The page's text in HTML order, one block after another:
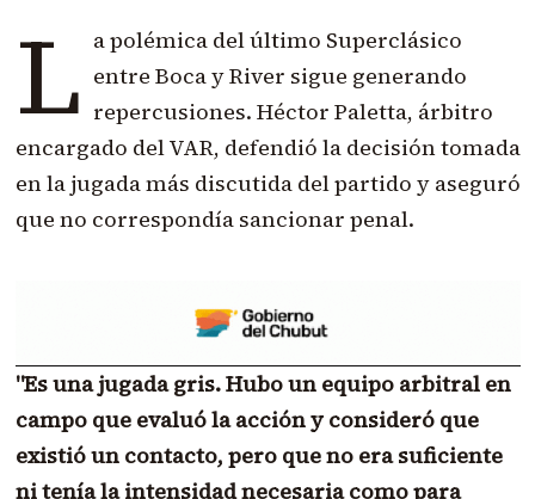
L a polémica del último Superclásico
entre Boca y River sigue generando
repercusiones. Héctor Paletta, árbitro
encargado del VAR, defendió la decisión tomada
en la jugada más discutida del partido y aseguró
que no correspondía sancionar penal.
"Es una jugada gris. Hubo un equipo arbitral en
campo que evaluó la acción y consideró que
existió un contacto, pero que no era suficiente
ni tenía la intensidad necesaria como para